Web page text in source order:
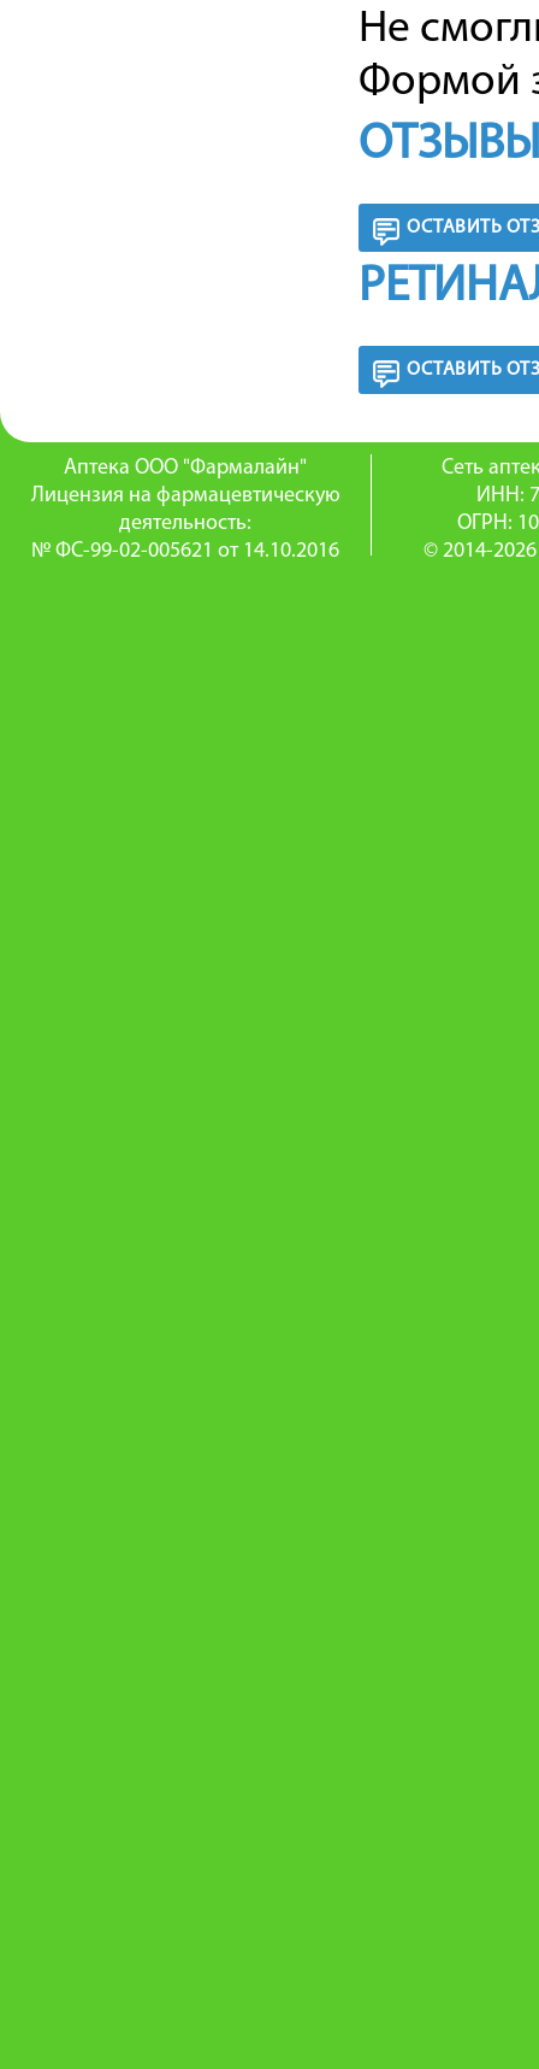
Не
Формой
ОСТАВИТЬ
ОСТАВИТЬ
Аптека ООО "Фармалайн"
Лицензия на фармацевтическую
деятельность:
№ ФС-99-02-005621 от 14.10.2016
Сеть
ИНН:
ОГРН:
© 2014-